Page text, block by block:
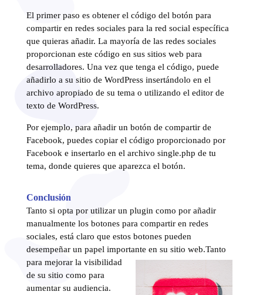
El primer paso es obtener el código del botón para
compartir en redes sociales para la red social específica
que quieras añadir. La mayoría de las redes sociales
proporcionan este código en sus sitios web para
desarrolladores. Una vez que tenga el código, puede
añadirlo a su sitio de WordPress insertándolo en el
archivo apropiado de su tema o utilizando el editor de
texto de WordPress.
Por ejemplo, para añadir un botón de compartir de
Facebook, puedes copiar el código proporcionado por
Facebook e insertarlo en el archivo single.php de tu
tema, donde quieres que aparezca el botón.
Conclusión
Tanto si opta por utilizar un plugin como por añadir
manualmente los botones para compartir en redes
sociales, está claro que estos botones pueden
desempeñar un papel importante en su sitio web.Tanto
para mejorar la visibilidad
de su sitio como para
aumentar su audiencia.